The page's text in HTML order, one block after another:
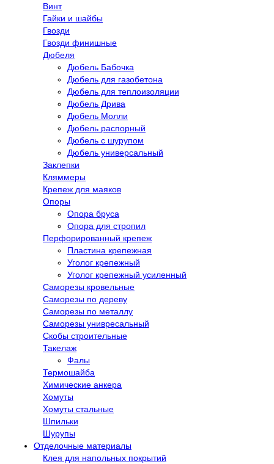
Винт
Гайки и шайбы
Гвозди
Гвозди финишные
Дюбеля
Дюбель Бабочка
Дюбель для газобетона
Дюбель для теплоизоляции
Дюбель Дрива
Дюбель Молли
Дюбель распорный
Дюбель с шурупом
Дюбель универсальный
Заклепки
Кляммеры
Крепеж для маяков
Опоры
Опора бруса
Опора для стропил
Перфорированный крепеж
Пластина крепежная
Уголог крепежный
Уголог крепежный усиленный
Саморезы кровельные
Саморезы по дереву
Саморезы по металлу
Саморезы унивресальный
Скобы строительные
Такелаж
Фалы
Термошайба
Химические анкера
Хомуты
Хомуты стальные
Шпильки
Шурупы
Отделочные материалы
Клея для напольных покрытий